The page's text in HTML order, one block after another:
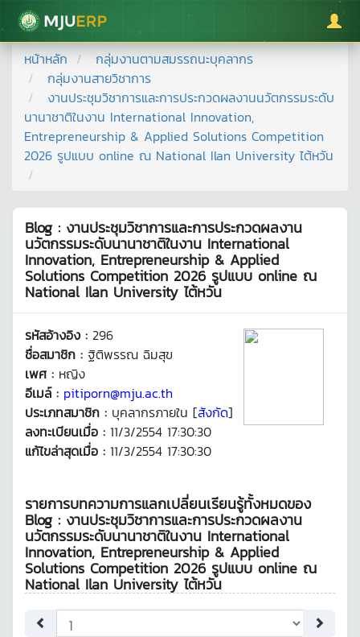
มหาวิทยาลัยแม่โจ้
หน้าหลัก
กลุ่มงานตามสมรรถนะบุคลากร
กลุ่มงานสายวิชาการ
งานประชุมวิชาการและการประกวดผลงานนวัตกรรมระดับ
นานาชาติในงาน International Innovation,
Entrepreneurship & Applied Solutions Competition
2026 รูปแบบ online ณ National Ilan University ไต้หวัน
Blog : งานประชุมวิชาการและการประกวดผลงาน
นวัตกรรมระดับนานาชาติในงาน International
Innovation, Entrepreneurship & Applied
Solutions Competition 2026 รูปแบบ online ณ
National Ilan University ไต้หวัน
รหัสอ้างอิง : 296
ชื่อสมาชิก : ฐิติพรรณ ฉิมสุข
เพศ : หญิง
อีเมล์ : pitiporn@mju.ac.th
ประเภทสมาชิก : บุคลากรภายใน [สังกัด]
ลงทะเบียนเมื่อ : 11/3/2554 17:30:30
แก้ไขล่าสุดเมื่อ : 11/3/2554 17:30:30
รายการบทความการแลกเปลี่ยนเรียนรู้ทั้งหมดของ
Blog : งานประชุมวิชาการและการประกวดผลงาน
นวัตกรรมระดับนานาชาติในงาน International
Innovation, Entrepreneurship & Applied
Solutions Competition 2026 รูปแบบ online ณ
National Ilan University ไต้หวัน